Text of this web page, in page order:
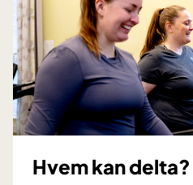
e
m
i
d
e
r
d
u
f
o
v
e
t
Hvem kan delta?